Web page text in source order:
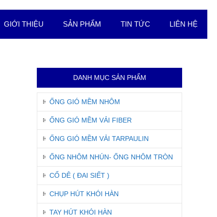
GIỚI THIỆU SẢN PHẨM TIN TỨC LIÊN HỆ
DANH MỤC SẢN PHẨM
ỐNG GIÓ MỀM NHÔM
ỐNG GIÓ MỀM VẢI FIBER
ỐNG GIÓ MỀM VẢI TARPAULIN
ỐNG NHÔM NHÚN- ỐNG NHÔM TRÒN
CỔ DÊ ( ĐAI SIẾT )
CHỤP HÚT KHÓI HÀN
TAY HÚT KHÓI HÀN